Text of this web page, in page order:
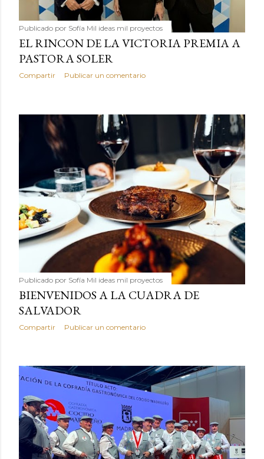
Publicado por Sofía Mil ideas mil proyectos
EL RINCON DE LA VICTORIA PREMIA A
PASTORA SOLER
Compartir Publicar un comentario
Publicado por Sofía Mil ideas mil proyectos
BIENVENIDOS A LA CUADRA DE
SALVADOR
Compartir Publicar un comentario